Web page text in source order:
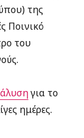
της
Ποινικό
του
για το
ημέρες.